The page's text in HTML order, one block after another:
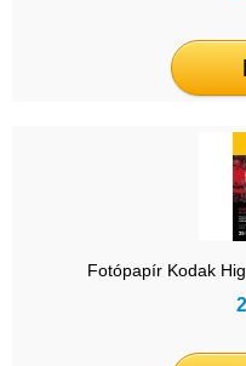
Fotópapír Kodak